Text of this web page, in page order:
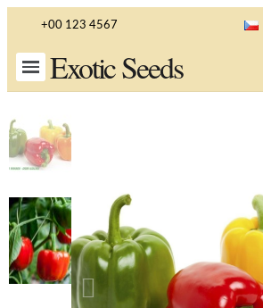
+00 123 4567
Exotic Seeds